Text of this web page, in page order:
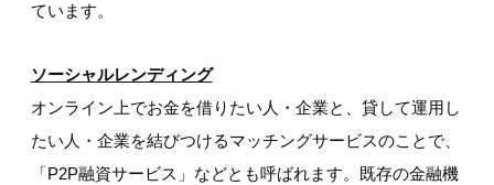
ています。
ソーシャルレンディング
オンライン上でお金を借りたい人・企業と、貸して運用し
たい人・企業を結びつけるマッチングサービスのことで、
「P2P融資サービス」などとも呼ばれます。既存の金融機